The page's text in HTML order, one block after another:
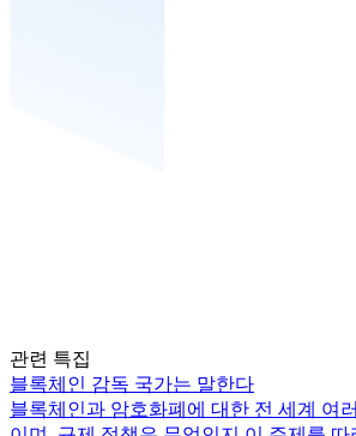
관련 특집
블록체인 감독 국가는 말한다
블록체인과 암호화폐에 대한 전 세계 여